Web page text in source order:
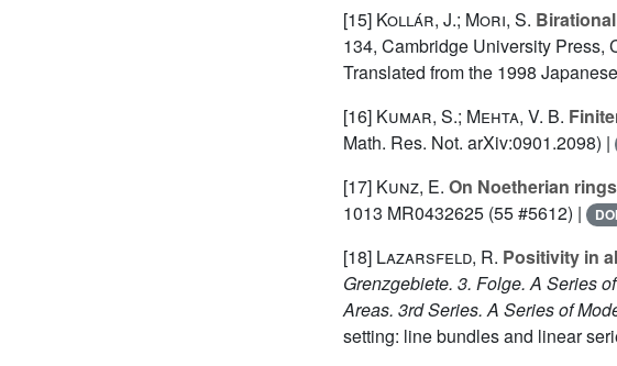
[15] Kollár, J.; Mori, S.
134, Cambridge University Press,
Translated from the 1998
[16] Kumar, S.; Mehta, V. B.
Math. Res. Not. arXiv:0901.2098) |
[17] Kunz, E. On Noetherian
1013 MR0432625 (55 #5612) |
DOI
[18] Lazarsfeld, R. Positivity in
Grenzgebiete. 3. Folge. A Series
Areas. 3rd Series. A Series of
setting: line bundles and linear